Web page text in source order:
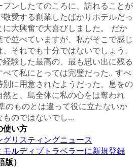
ンしたてのころに、訪れることが
愛する創業したばかりホテルだっ
大興奮で大喜びしました。 だか
並べていますが、私がそこで感じ
それでも十分ではないでしょう。
験した最高の、最も思い出に残る
て私にとっては完璧だった.. すべ
に用意されたようだった。息をの
と、島全体に私の心をは奪われ
のものとは違って役に立たないか
のではないでし...
使い方
グリスティングニュース
モルディブトラベラーに新規登録
）